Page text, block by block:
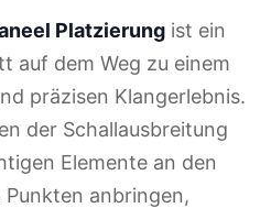
Platzierung ist ein
auf dem Weg zu einem
präzisen Klangerlebnis.
der Schallausbreitung
Elemente an den
anbringen,